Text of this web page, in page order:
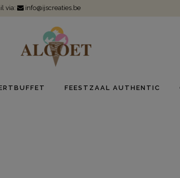
via: info@ijscreaties.be
FEESTZAAL AUTHENTIC